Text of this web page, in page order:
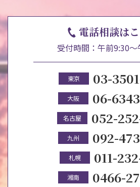
電話相談は
受付時間：午前9:30～
東京 03-
大阪 06-
名古屋 052-
九州 092-
札幌 011-
湘南 0466-